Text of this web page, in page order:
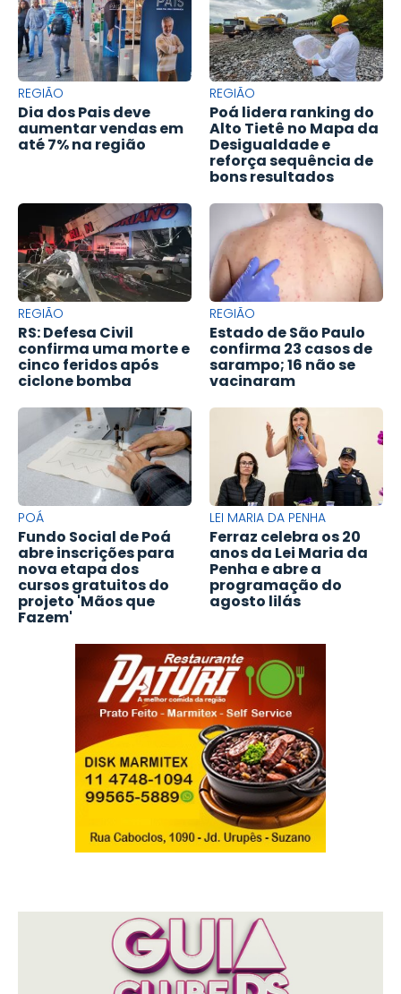
REGIÃO
Dia dos Pais deve
aumentar vendas em
até 7% na região
REGIÃO
Poá lidera ranking do
Alto Tietê no Mapa da
Desigualdade e
reforça sequência de
bons resultados
REGIÃO
RS: Defesa Civil
confirma uma morte e
cinco feridos após
ciclone bomba
REGIÃO
Estado de São Paulo
confirma 23 casos de
sarampo; 16 não se
vacinaram
POÁ
Fundo Social de Poá
abre inscrições para
nova etapa dos
cursos gratuitos do
projeto 'Mãos que
Fazem'
LEI MARIA DA PENHA
Ferraz celebra os 20
anos da Lei Maria da
Penha e abre a
programação do
agosto lilás